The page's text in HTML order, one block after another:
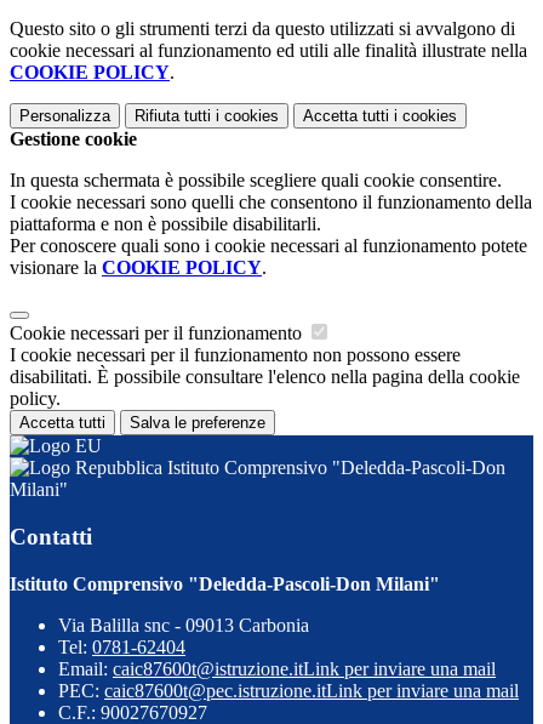
Questo sito o gli strumenti terzi da questo utilizzati si avvalgono di
cookie necessari al funzionamento ed utili alle finalità illustrate nella
COOKIE POLICY.
Personalizza Rifiuta tutti i cookies Accetta tutti i cookies
Gestione cookie
In questa schermata è possibile scegliere quali cookie consentire.
I cookie necessari sono quelli che consentono il funzionamento della
piattaforma e non è possibile disabilitarli.
Per conoscere quali sono i cookie necessari al funzionamento potete
visionare la COOKIE POLICY.
Cookie necessari per il funzionamento
I cookie necessari per il funzionamento non possono essere
disabilitati. È possibile consultare l'elenco nella pagina della cookie
policy.
Accetta tutti Salva le preferenze
Istituto Comprensivo "Deledda-Pascoli-Don
Milani"
Contatti
Istituto Comprensivo "Deledda-Pascoli-Don Milani"
Via Balilla snc - 09013 Carbonia
Tel: 0781-62404
Email: caic87600t@istruzione.itLink per inviare una mail
PEC: caic87600t@pec.istruzione.itLink per inviare una mail
C.F.: 90027670927